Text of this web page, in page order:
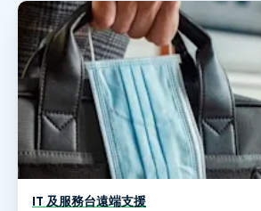
IT 及服務台遠端支援